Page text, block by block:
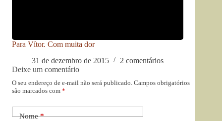
Para Vítor. Com muita dor
31 de dezembro de 2015
2 comentários
Deixe um comentário
O seu endereço de e-mail não será publicado. Campos obrigatórios
são marcados com *
Nome*